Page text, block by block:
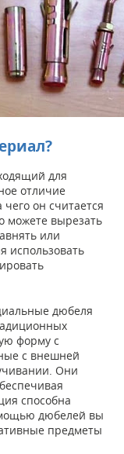
для
отличие
чего он считается
можете вырезать
или
использовать
дюбеля
форму с
с внешней
Они
способна
дюбелей вы
предметы